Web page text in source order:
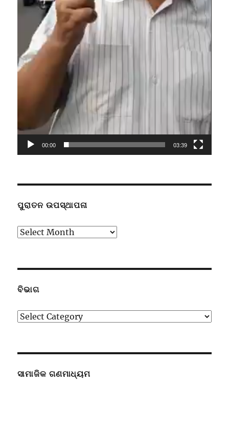
00:00 03:39
ପୁରାତନ ଉପସ୍ଥାପନା
ପୁରାତନ
ବିଭାଗ
ବିଭାଗ
ସାମାଜିକ ଗଣମାଧ୍ୟମ